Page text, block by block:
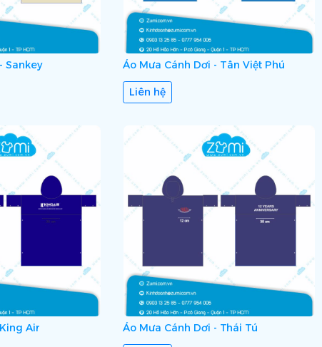
Sankey Áo Mưa Cánh Dơi - Tân Việt Phú
Liên hệ
Air Áo Mưa Cánh Dơi - Thái Tú